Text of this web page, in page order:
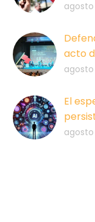
agosto
acto
agosto
El
agosto